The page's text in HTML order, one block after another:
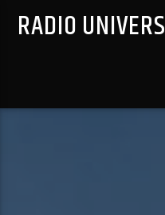
RADIO UNIVERS